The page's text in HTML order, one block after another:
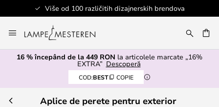
Sigurno plaćanje
la
Continut
16 % începând de la 449 RON la articolele marcate „16%
EXTRA” Descoperă
COD:BEST COPIE
Aplice de perete pentru exterior